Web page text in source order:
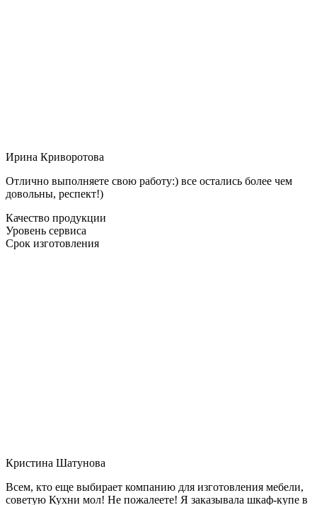
Ирина Криворотова
Отлично выполняете свою работу:) все остались более чем
довольны, респект!)
Качество продукции
Уровень сервиса
Срок изготовления
Кристина Шатунова
Всем, кто еще выбирает компанию для изготовления мебели,
советую Кухни мол! Не пожалеете! Я заказывала шкаф-купе в